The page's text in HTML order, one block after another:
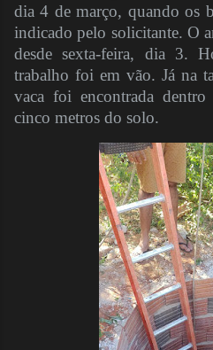
dia 4 de março, quando os
indicado pelo solicitante. O
desde sexta-feira, dia 3.
trabalho foi em vão. Já na
vaca foi encontrada
cinco metros do solo.